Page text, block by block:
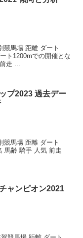
競馬場 距離 ダート
ト1200mでの開催とな
走 ...
プ2023 過去デー
競馬場 距離 ダート
馬齢 騎手 人気 前走
ャンピオン2021